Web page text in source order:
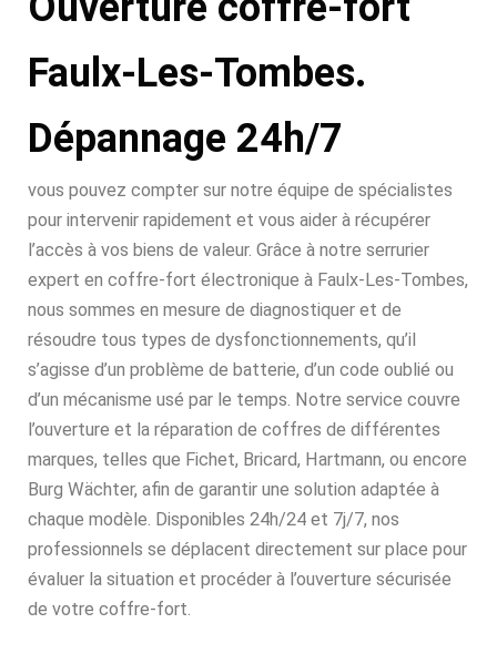
Faulx-Les-Tombes.
Dépannage 24h/7
vous pouvez compter sur notre équipe de spécialistes
pour intervenir rapidement et vous aider à récupérer
l’accès à vos biens de valeur. Grâce à notre serrurier
expert en coffre-fort électronique à Faulx-Les-Tombes,
nous sommes en mesure de diagnostiquer et de
résoudre tous types de dysfonctionnements, qu’il
s’agisse d’un problème de batterie, d’un code oublié ou
d’un mécanisme usé par le temps. Notre service couvre
l’ouverture et la réparation de coffres de différentes
marques, telles que Fichet, Bricard, Hartmann, ou encore
Burg Wächter, afin de garantir une solution adaptée à
chaque modèle. Disponibles 24h/24 et 7j/7, nos
professionnels se déplacent directement sur place pour
évaluer la situation et procéder à l’ouverture sécurisée
de votre coffre-fort.